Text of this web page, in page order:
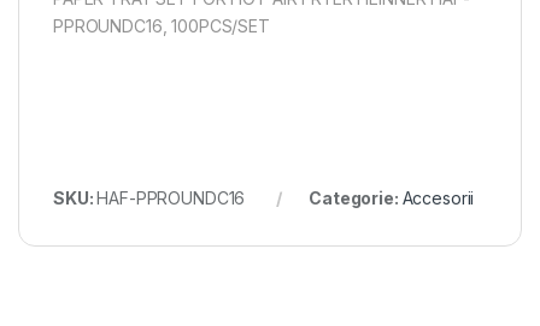
PPROUNDC16, 100PCS/SET
SKU:HAF-PPROUNDC16 Categorie: Accesorii